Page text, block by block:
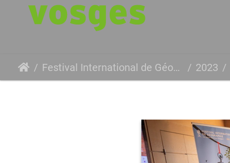
Festival International de Géographie 2023